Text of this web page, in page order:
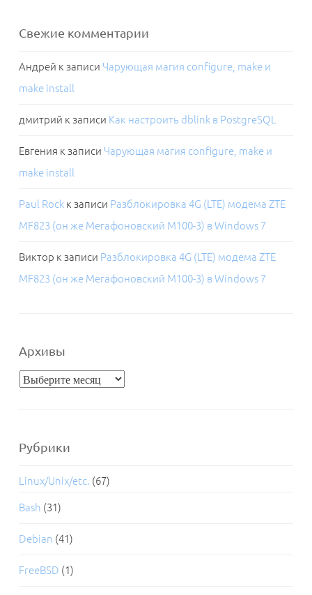
Свежие комментарии
Андрей к записи Чарующая магия configure, make и
make install
дмитрий к записи Как настроить dblink в PostgreSQL
Евгения к записи Чарующая магия configure, make и
make install
Paul Rock к записи Разблокировка 4G (LTE) модема ZTE
MF823 (он же Мегафоновский M100-3) в Windows 7
Виктор к записи Разблокировка 4G (LTE) модема ZTE
MF823 (он же Мегафоновский M100-3) в Windows 7
Архивы
Архивы
Рубрики
Linux/Unix/etc. (67)
Bash (31)
Debian (41)
FreeBSD (1)